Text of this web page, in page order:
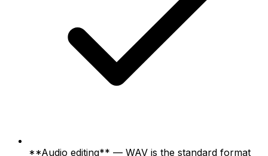
**Audio editing** — WAV is the standard format